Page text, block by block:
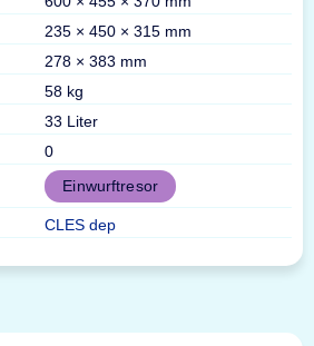
235 × 450 × 315 mm
278 × 383 mm
58 kg
33 Liter
0
Einwurftresor
CLES dep